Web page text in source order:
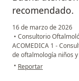
recomendado.
16 de marzo de 2026
• Consultorio
ACOMEDICA 1 -
de oftalmología niños
• en opinión del
Reportar